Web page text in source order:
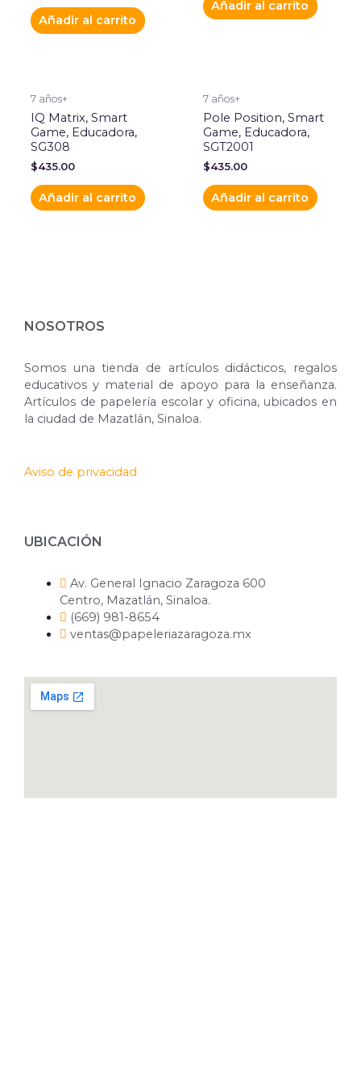
Añadir al carrito
Añadir al carrito
7 años+
IQ Matrix, Smart
Game, Educadora,
SG308
$435.00
Añadir al carrito
7 años+
Pole Position, Smart
Game, Educadora,
SGT2001
$435.00
Añadir al carrito
NOSOTROS
Somos una tienda de artículos didácticos, regalos
educativos y material de apoyo para la enseñanza.
Artículos de papelería escolar y oficina, ubicados en
la ciudad de Mazatlán, Sinaloa.
Aviso de privacidad
UBICACIÓN
Av. General Ignacio Zaragoza 600
Centro, Mazatlán, Sinaloa.
(669) 981-8654
ventas@papeleriazaragoza.mx